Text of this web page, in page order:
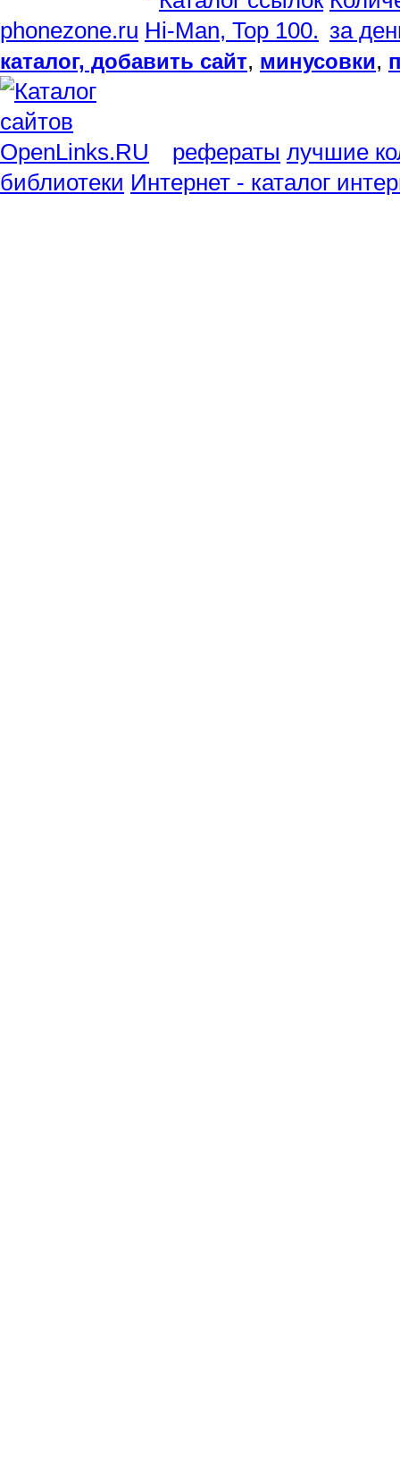
phonezone.ru
каталог, добавить сайт, минусовки,
рефераты лучшие
библиотеки Интернет - каталог